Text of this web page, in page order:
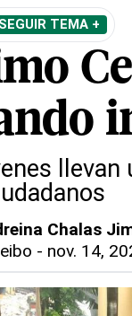
SEGUIR TEMA +
Chalas
- nov. 14,